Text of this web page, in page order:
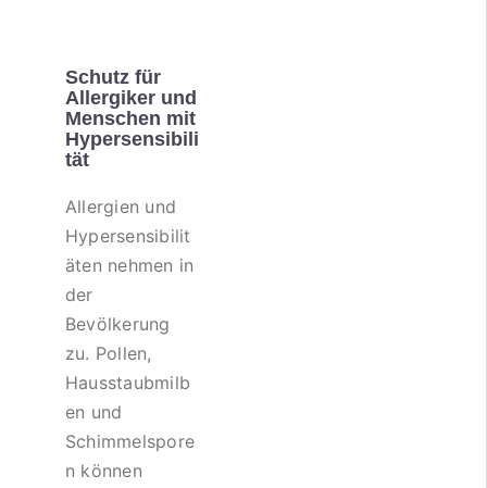
Schutz für
Allergiker und
Menschen mit
Hypersensibili
tät
Allergien und
Hypersensibilit
äten nehmen in
der
Bevölkerung
zu. Pollen,
Hausstaubmilb
en und
Schimmelspore
n können